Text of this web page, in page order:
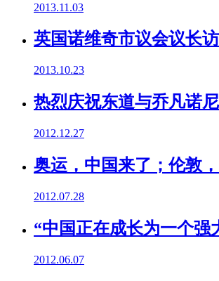
2013.11.03
英国诺维奇市议会议长
2013.10.23
热烈庆祝东道与乔凡诺
2012.12.27
奥运，中国来了；伦敦
2012.07.28
“中国正在成长为一个
2012.06.07